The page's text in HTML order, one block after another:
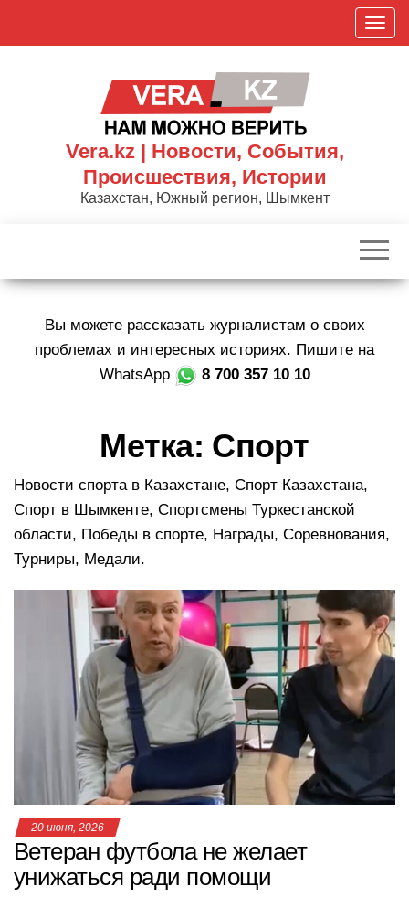
П
о
к
р
и
Vera.kz | Новости, События,
Происшествия, Истории
Казахстан, Южный регион, Шымкент
Вы можете рассказать журналистам о своих
проблемах и интересных историях. Пишите на
WhatsApp
8 700 357 10 10
Метка: Спорт
Новости спорта в Казахстане, Спорт Казахстана,
Спорт в Шымкенте, Спортсмены Туркестанской
области, Победы в спорте, Награды, Соревнования,
Турниры, Медали.
20 июня, 2026
Ветеран футбола не желает
унижаться ради помощи